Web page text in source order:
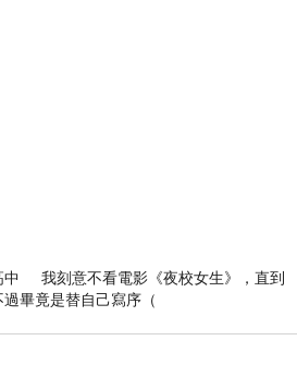
中 我刻意不看電影《夜校女生》，直到
畢竟是替自己寫序（